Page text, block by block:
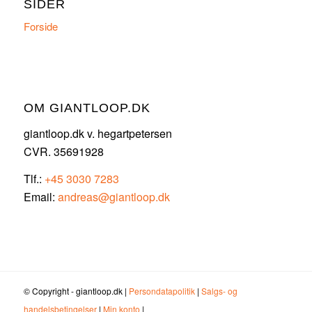
SIDER
Forside
OM GIANTLOOP.DK
giantloop.dk v. hegartpetersen
CVR. 35691928
Tlf.: +45 3030 7283
Email: andreas@giantloop.dk
© Copyright - giantloop.dk | Persondatapolitik| Salgs- og
handelsbetingelser| Min konto |